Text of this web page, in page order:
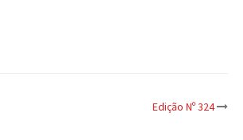
Edição Nº 324